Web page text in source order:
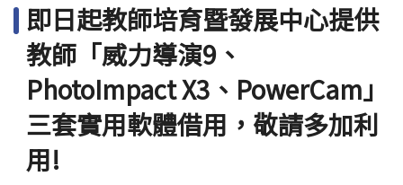
Open
借用項目
Open
AI專區
即日起教師培育暨發展中心提供
教師「威力導演9、
PhotoImpact X3、PowerCam」
三套實用軟體借用，敬請多加利
用!